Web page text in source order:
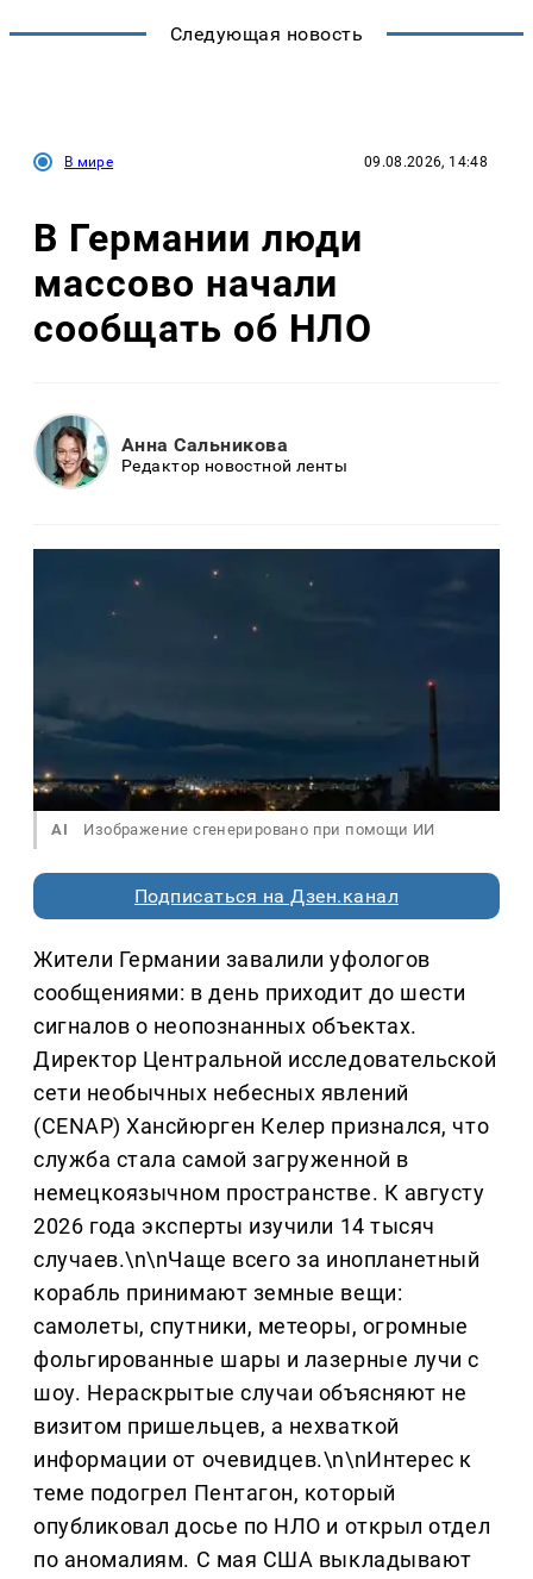
Следующая новость
В мире 09.08.2026, 14:48
В Германии люди
массово начали
сообщать об НЛО
Анна Сальникова
Редактор новостной ленты
AI Изображение сгенерировано при помощи ИИ
Подписаться на Дзен.канал
Жители Германии завалили уфологов
сообщениями: в день приходит до шести
сигналов о неопознанных объектах.
Директор Центральной исследовательской
сети необычных небесных явлений
(CENAP) Хансйюрген Келер признался, что
служба стала самой загруженной в
немецкоязычном пространстве. К августу
2026 года эксперты изучили 14 тысяч
случаев.\n\nЧаще всего за инопланетный
корабль принимают земные вещи:
самолеты, спутники, метеоры, огромные
фольгированные шары и лазерные лучи с
шоу. Нераскрытые случаи объясняют не
визитом пришельцев, а нехваткой
информации от очевидцев.\n\nИнтерес к
теме подогрел Пентагон, который
опубликовал досье по НЛО и открыл отдел
по аномалиям. С мая США выкладывают